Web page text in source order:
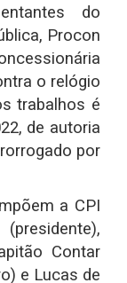
do
Procon
o relógio
trabalhos é
de autoria
por
a CPI
Contar
e Lucas de